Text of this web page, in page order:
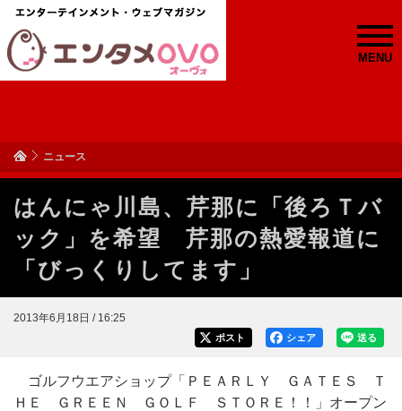
MENU
ニュース
はんにゃ川島、芹那に「後ろＴバ
ック」を希望 芹那の熱愛報道に
「びっくりしてます」
2013年6月18日 / 16:25
送る
シェア
ポスト
ゴルフウエアショップ「ＰＥＡＲＬＹ ＧＡＴＥＳ Ｔ
ＨＥ ＧＲＥＥＮ ＧＯＬＦ ＳＴＯＲＥ！！」オープン